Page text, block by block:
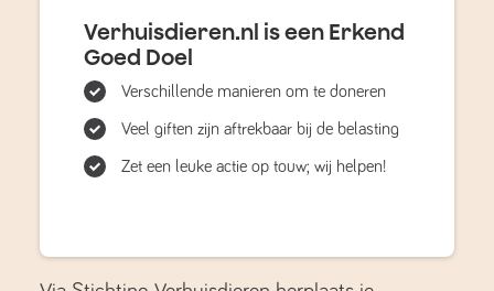
Verhuisdieren.nl is een Erkend
Goed Doel
Verschillende manieren om te doneren
Veel giften zijn aftrekbaar bij de belasting
Zet een leuke actie op touw; wij helpen!